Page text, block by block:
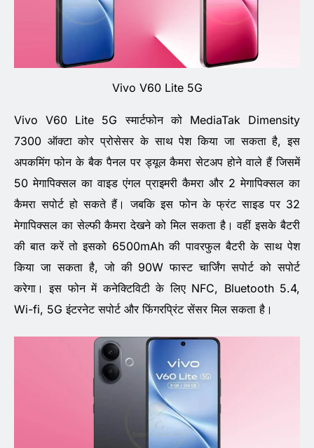
Vivo V60 Lite 5G
Vivo V60 Lite 5G स्मार्टफोन को MediaTak Dimensity
7300 ऑक्टा कोर प्रोसेसर के साथ पेश किया जा सकता है, इस
अपकमिंग फोन के बैक पैनल पर ड्यूल कैमरा सेटअप होने वाले हैं जिसमें
50 मेगापिक्सल का वाइड एंगल प्राइमरी कैमरा और 2 मेगापिक्सल का
कैमरा सपोर्ट हो सकते हैं। जबकि इस फोन के फ्रंट साइड पर 32
मेगापिक्सल का सेल्फी कैमरा देखने को मिल सकता है। वहीं इसके बैटरी
की बात करें तो इसको 6500mAh की पावरफुल बैटरी के साथ पेश
किया जा सकता है, जो की 90W फास्ट चार्जिंग सपोर्ट को सपोर्ट
करेगा। इस फोन में कनेक्टिविटी के लिए NFC, Bluetooth 5.4,
Wi-fi, 5G इंटरनेट सपोर्ट और फिंगरप्रिंट सेंसर मिल सकता है।